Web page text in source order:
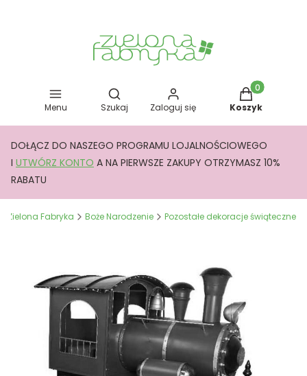
Menu
Otwórz wyszukiwarkę
Szukaj Zaloguj się
Produkty w
Koszyk
DOŁĄCZ DO NASZEGO PROGRAMU LOJALNOŚCIOWEGO
I UTWÓRZ KONTO A NA PIERWSZE ZAKUPY OTRZYMASZ 10%
RABATU
Zielona Fabryka Boże Narodzenie Pozostałe dekoracje świąteczne